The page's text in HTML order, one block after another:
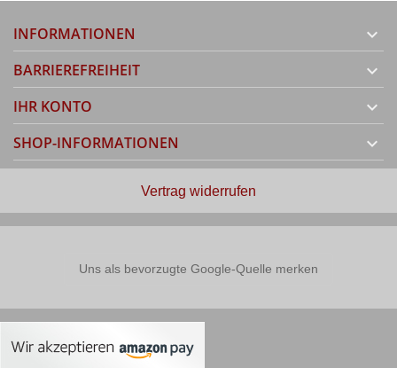
INFORMATIONEN 
BARRIEREFREIHEIT 
IHR KONTO 
SHOP-INFORMATIONEN 
Vertrag widerrufen
Uns als bevorzugte Google-Quelle merken